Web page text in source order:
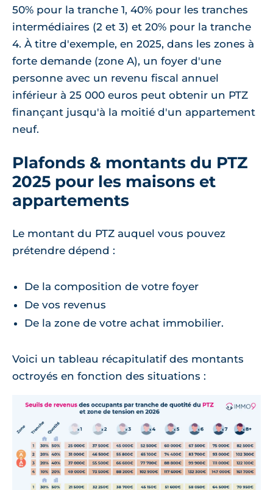
50% pour la tranche 1, 40% pour les tranches
intermédiaires (2 et 3) et 20% pour la tranche
4. À titre d'exemple, en 2025, dans les zones à
forte demande (zone A), un foyer d'une
personne avec un revenu fiscal annuel
inférieur à 25 000 euros peut obtenir un PTZ
finançant jusqu'à la moitié d'un appartement
neuf.
Plafonds & montants du PTZ
2025 pour les maisons et
appartements
Le montant du PTZ auquel vous pouvez
prétendre dépend :
De la composition de votre foyer
De vos revenus
De la zone de votre achat immobilier.
Voici un tableau récapitulatif des montants
octroyés en fonction des situations :